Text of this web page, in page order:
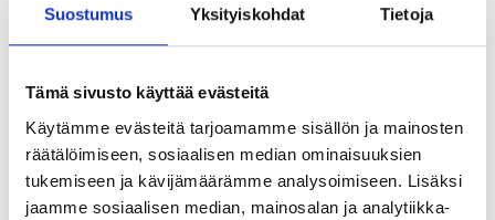
Suostumus Yksityiskohdat Tietoja
Tämä sivusto käyttää evästeitä
Käytämme evästeitä tarjoamamme sisällön ja mainosten
räätälöimiseen, sosiaalisen median ominaisuuksien
tukemiseen ja kävijämäärämme analysoimiseen. Lisäksi
jaamme sosiaalisen median, mainosalan ja analytiikka-
ja päättäjien tietoon mm. tapahtumien, somen ja
taiteen avulla. Samalla tutustuttiin myös
kehitysyhteistyön hankemaiden nuorten elämässä.
Syksyllä 2023 Challengers-ryhmä suunnitteli ja
toteutti nuorille suunnatun kyselyn sekä työpajan,
jossa osallistujat saivat kertoa mietteitään